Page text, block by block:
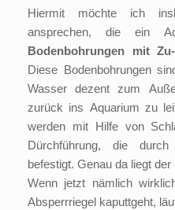
Hiermit möchte ich
ansprechen, die ein
Bodenbohrungen mit
Diese Bodenbohrungen
Wasser dezent zum
zurück ins Aquarium zu
werden mit Hilfe von
Dürchführung, die
befestigt. Genau da liegt der
Wenn jetzt nämlich
Absperrriegel kaputtgeht,